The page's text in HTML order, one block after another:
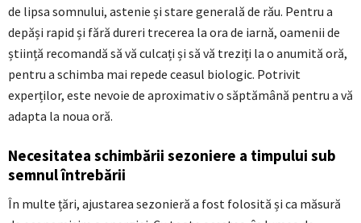
de lipsa somnului, astenie și stare generală de rău. Pentru a
depăși rapid și fără dureri trecerea la ora de iarnă, oamenii de
știință recomandă să vă culcați și să vă treziți la o anumită oră,
pentru a schimba mai repede ceasul biologic. Potrivit
experților, este nevoie de aproximativ o săptămână pentru a vă
adapta la noua oră.
Necesitatea schimbării sezoniere a timpului sub
semnul întrebării
În multe țări, ajustarea sezonieră a fost folosită și ca măsură